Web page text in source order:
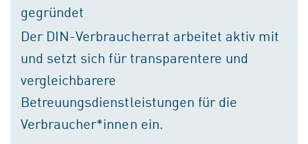
gegründet
Der DIN-Verbraucherrat arbeitet aktiv mit
und setzt sich für transparentere und
vergleichbarere
Betreuungsdienstleistungen für die
Verbraucher*innen ein.